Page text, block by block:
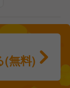
(無料)